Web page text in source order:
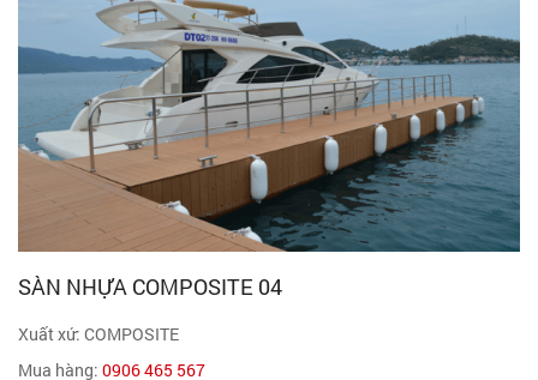
SÀN NHỰA COMPOSITE 04
Xuất xứ: COMPOSITE
Mua hàng: 0906 465 567